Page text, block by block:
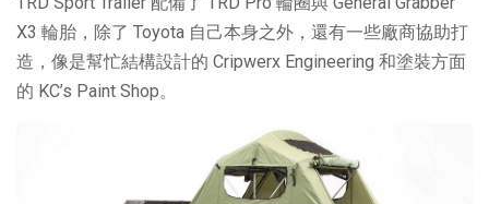
X3 輪胎，除了 Toyota 自己本身之外，還有一些廠商協助打
造，像是幫忙結構設計的 Cripwerx Engineering 和塗裝方面
的 KC’s Paint Shop。